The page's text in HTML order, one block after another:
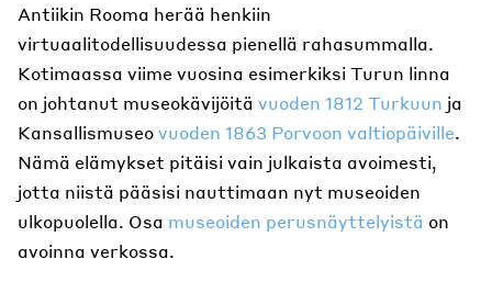
Antiikin Rooma herää henkiin
virtuaalitodellisuudessa pienellä rahasummalla.
Kotimaassa viime vuosina esimerkiksi Turun linna
on johtanut museokävijöitä vuoden 1812 Turkuun ja
Kansallismuseovuoden 1863 Porvoon valtiopäiville.
Nämä elämykset pitäisi vain julkaista avoimesti,
jotta niistä pääsisi nauttimaan nyt museoiden
ulkopuolella. Osa museoiden perusnäyttelyistä on
avoinna verkossa.